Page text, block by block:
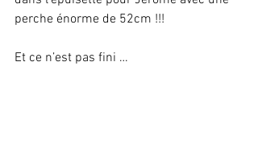
perche énorme de 52cm !!!
Et ce n’est pas fini …